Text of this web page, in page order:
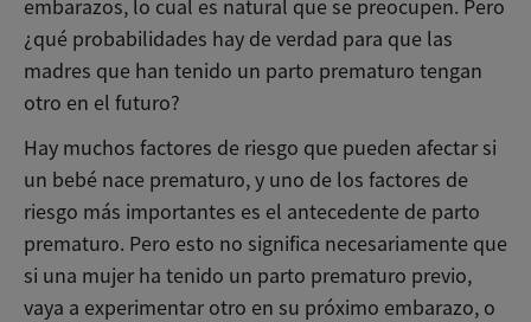
embarazos, lo cual es natural que se preocupen. Pero
¿qué probabilidades hay de verdad para que las
madres que han tenido un parto prematuro tengan
otro en el futuro?
Hay muchos factores de riesgo que pueden afectar si
un bebé nace prematuro, y uno de los factores de
riesgo más importantes es el antecedente de parto
prematuro. Pero esto no significa necesariamente que
si una mujer ha tenido un parto prematuro previo,
vaya a experimentar otro en su próximo embarazo, o